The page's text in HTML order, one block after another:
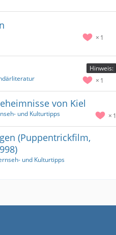
1
Hinweis:
1
von Kiel
1
und Kulturtipps
(Puppentrickfilm,
und Kulturtipps